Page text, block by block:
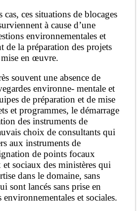
ces situations de blocages
à cause d’une
environnementales et
de la préparation des projets
en œuvre.
souvent une absence de
environne- mentale et
de préparation et de mise
et programmes, le démarrage
des instruments de
choix de consultants qui
aux instruments de
de points focaux
sociaux des ministères qui
dans le domaine, sans
sont lancés sans prise en
environnementales et sociales.